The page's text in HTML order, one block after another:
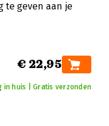
te geven aan je
€ 22,95
in huis | Gratis verzonden